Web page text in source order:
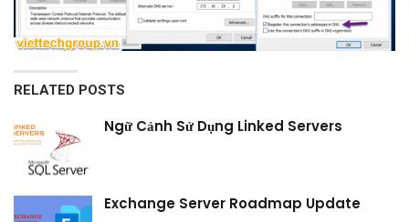
RELATED POSTS
Ngữ Cảnh Sử Dụng Linked Servers
Exchange Server Roadmap Update